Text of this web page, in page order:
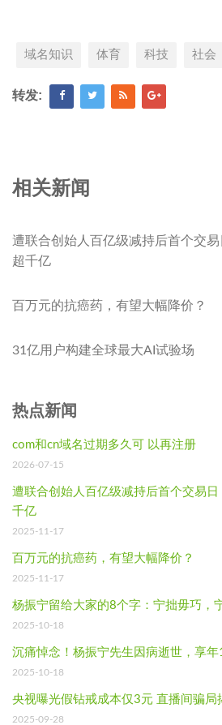
域名知识 体育 科技 社会
转发:
相关新闻
遭联合创始人百亿级减持后首个交
超千亿
百万元的抗癌药，有望大幅降价？
31亿用户构建全球最大AI试验场
热点新闻
com和cn域名过期多久可 以再注册
2026-07-15
遭联合创始人百亿级减持后首个交易
千亿
2025-11-17
百万元的抗癌药，有望大幅降价？
2025-11-17
杨振宁留给大家的8个字：宁拙毋巧，
2025-10-18
沉痛悼念！杨振宁先生因病逝世，享年
2025-10-18
央视曝光假钻戒成本仅3元 直播间骗局
2025-09-28